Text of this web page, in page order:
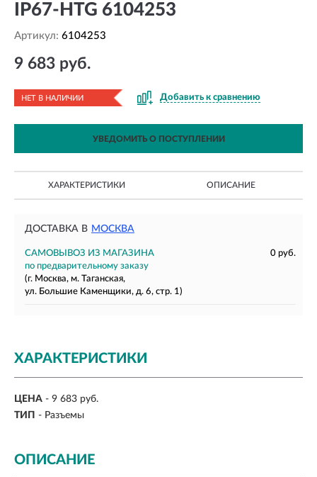
IP67-HTG 6104253
Артикул: 6104253
9 683 руб.
НЕТ В НАЛИЧИИ Добавить к сравнению
УВЕДОМИТЬ О ПОСТУПЛЕНИИ
ХАРАКТЕРИСТИКИ ОПИСАНИЕ
ДОСТАВКА В МОСКВА
САМОВЫВОЗ ИЗ МАГАЗИНА
0 руб.
по предварительному заказу
(г. Москва, м. Таганская,
ул. Большие Каменщики, д. 6, стр. 1)
ХАРАКТЕРИСТИКИ
ЦЕНА - 9 683 руб.
ТИП - Разъемы
ОПИСАНИЕ